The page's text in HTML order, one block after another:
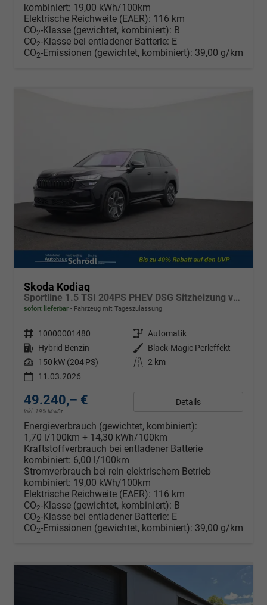
kombiniert: 19,00 kWh/100km
Elektrische Reichweite (EAER): 116 km
CO2-Klasse (gewichtet, kombiniert): B
CO2-Klasse bei entladener Batterie: E
CO2-Emissionen (gewichtet, kombiniert): 39,00 g/km
Skoda Kodiaq
Sportline 1.5 TSI 204PS PHEV DSG Sitzheizung v+h Frontscheibe beheizb. 20"LM schwenkb. AHK elektr. PanoDach Alcantara PDC Rückf.Kamera Klimaautomatik Lenkradheizung Navi Apple CarPlay Android Auto 2xKeyless vollelektr. Reichweite 116KM
sofort lieferbar Fahrzeug mit Tageszulassung
Fahrzeugnr. 10000001480 Getriebe Automatik
Kraftstoff Hybrid Benzin Außenfarbe Black-Magic Perleffekt
Leistung 150 kW (204 PS) Kilometerstand
2 km
11.03.2026
49.240,– €
inkl. 19% MwSt.
Details
Energieverbrauch (gewichtet, kombiniert):
1,70 l/100km + 14,30 kWh/100km
Kraftstoffverbrauch bei entladener Batterie
kombiniert: 6,00 l/100km
Stromverbrauch bei rein elektrischem Betrieb
kombiniert: 19,00 kWh/100km
Elektrische Reichweite (EAER): 116 km
CO2-Klasse (gewichtet, kombiniert): B
CO2-Klasse bei entladener Batterie: E
CO2-Emissionen (gewichtet, kombiniert): 39,00 g/km